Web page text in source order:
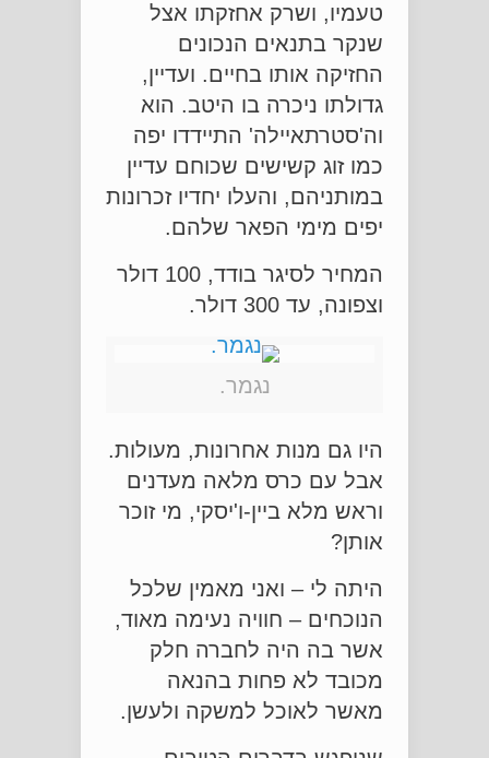
טעמיו, ושרק אחזקתו אצל
שנקר בתנאים הנכונים
החזיקה אותו בחיים. ועדיין,
גדולתו ניכרה בו היטב. הוא
וה'סטרתאיילה' התיידדו יפה
כמו זוג קשישים שכוחם עדיין
במותניהם, והעלו יחדיו זכרונות
יפים מימי הפאר שלהם.
המחיר לסיגר בודד, 100 דולר
וצפונה, עד 300 דולר.
נגמר.
היו גם מנות אחרונות, מעולות.
אבל עם כרס מלאה מעדנים
וראש מלא ביין-ו'יסקי, מי זוכר
אותן?
היתה לי – ואני מאמין שלכל
הנוכחים – חוויה נעימה מאוד,
אשר בה היה לחברה חלק
מכובד לא פחות בהנאה
מאשר לאוכל למשקה ולעשן.